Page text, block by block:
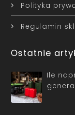
Polityka
Regulamin
Ostatnie
Ile